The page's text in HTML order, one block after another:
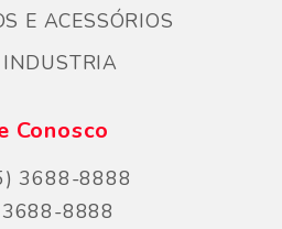
E ACESSÓRIOS
Conosco
3688-8888
8888